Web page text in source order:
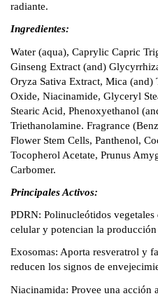
radiante.
Ingredientes:
Water (aqua), Caprylic Capric
Ginseng Extract (and)
Oryza Sativa Extract, Mica
Oxide, Niacinamide, Glyceryl
Stearic Acid, Phenoxyethanol
Triethanolamine. Fragrance
Flower Stem Cells, Panthenol,
Tocopherol Acetate, Prunus
Carbomer.
Principales Activos:
PDRN: Polinucleótidos
celular y potencian la
Exosomas: Aporta resveratrol y
reducen los signos de
Niacinamida: Provee una acción